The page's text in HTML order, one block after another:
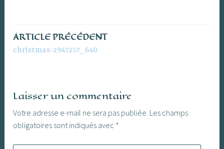
Navigation
ARTICLE PRÉCÉDENT
christmas-2947257_640
Laisser un commentaire
Votre adresse e-mail ne sera pas publiée. Les champs
obligatoires sont indiqués avec *